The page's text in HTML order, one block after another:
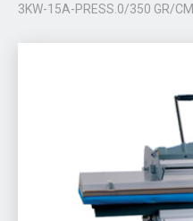
3KW-15A-PRESS.0/350 GR/CM